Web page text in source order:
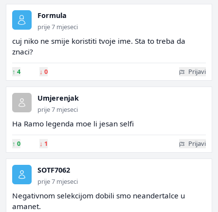
Formula
prije 7 mjeseci
cuj niko ne smije koristiti tvoje ime. Sta to treba da
znaci?
↑ 4 ↓ 0 Prijavi
Umjerenjak
prije 7 mjeseci
Ha Ramo legenda moe li jesan selfi
↑ 0 ↓ 1 Prijavi
SOTF7062
prije 7 mjeseci
Negativnom selekcijom dobili smo neandertalce u
amanet.